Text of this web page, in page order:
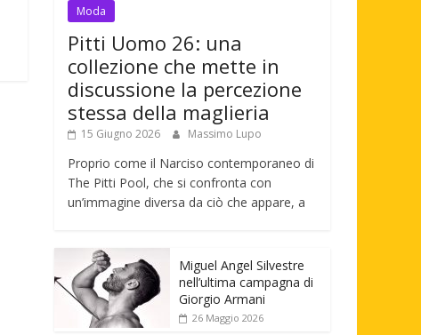
Moda
Pitti Uomo 26: una
collezione che mette in
discussione la percezione
stessa della maglieria
15 Giugno 2026 Massimo Lupo
Proprio come il Narciso contemporaneo di
The Pitti Pool, che si confronta con
un’immagine diversa da ciò che appare, a
Miguel Angel Silvestre
nell’ultima campagna di
Giorgio Armani
26 Maggio 2026